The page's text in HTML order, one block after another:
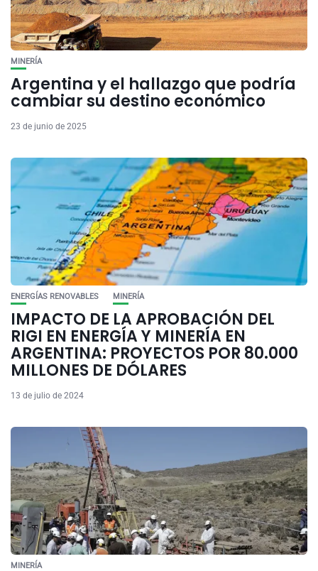
MINERÍA
Argentina y el hallazgo que podría
cambiar su destino económico
23 de junio de 2025
ENERGÍAS RENOVABLES MINERÍA
IMPACTO DE LA APROBACIÓN DEL
RIGI EN ENERGÍA Y MINERÍA EN
ARGENTINA: PROYECTOS POR 80.000
MILLONES DE DÓLARES
13 de julio de 2024
MINERÍA